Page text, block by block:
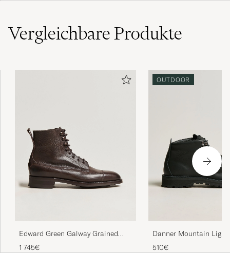
VergleichbareProdukte
Edward Green Galway Grained
Boot Dark Brown Utah Calf
1 745€
OUTDOOR
Danner Mountain Light
TEX Boot Black
510€